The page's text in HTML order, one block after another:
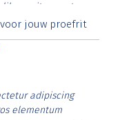
vitae erat.
id rutrum lorem
jouw proefrit
adipiscing
elementum